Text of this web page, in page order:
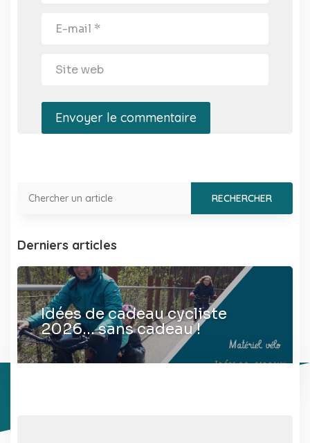
Envoyer le commentaire
Derniers articles
Idées de cadeau cycliste
2026… sans cadeau !